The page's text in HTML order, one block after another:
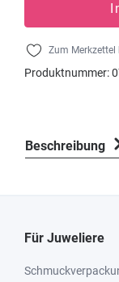
Zum Merkzettel
Produktnummer:
Beschreibung
Für Juweliere